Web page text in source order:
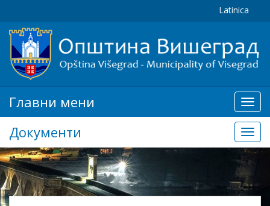
Latinica
мени
Главни мени
Документи